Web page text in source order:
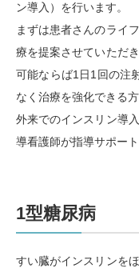
ン導入）を行います。
まずは患者さんのライ
療を提案させていただ
可能ならば1日1回の注
なく治療を強化できる
外来でのインスリン導
導看護師が指導サポート
1型糖尿病
すい臓がインスリンを